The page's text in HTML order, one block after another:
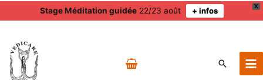
X
Stage Méditation guidée22/23 août
+ infos
contenu